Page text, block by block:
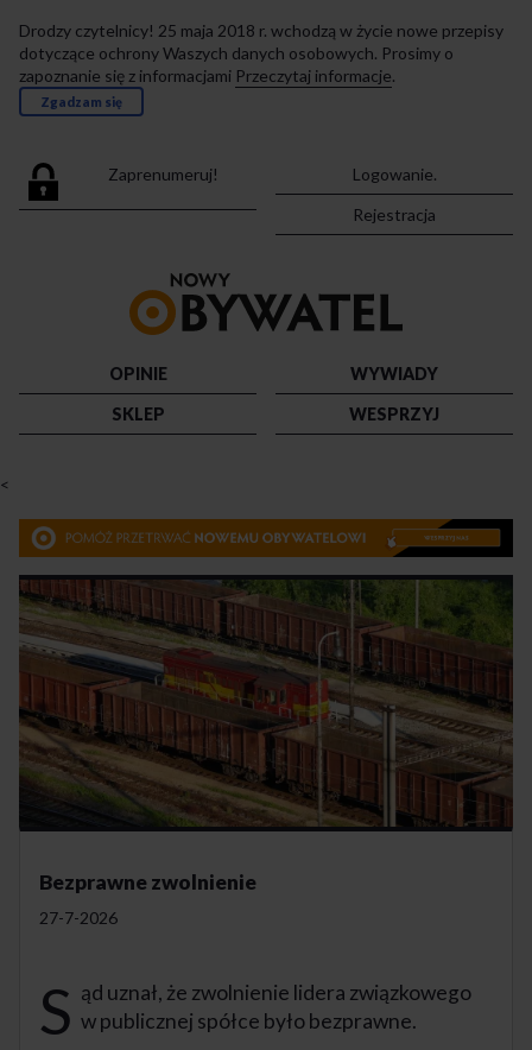
Drodzy czytelnicy! 25 maja 2018 r. wchodzą w życie nowe przepisy
dotyczące ochrony Waszych danych osobowych. Prosimy o
zapoznanie się z informacjami Przeczytaj informacje.
Zgadzam się
Zaprenumeruj!
Logowanie.
Rejestracja
strony
OPINIE
WYWIADY
SKLEP
WESPRZYJ
<
Bezprawne zwolnienie
27-7-2026
S ąd uznał, że zwolnienie lidera związkowego
w publicznej spółce było bezprawne.